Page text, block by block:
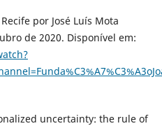
por José Luís Mota
de 2020. Disponível em:
uncertainty: the rule of